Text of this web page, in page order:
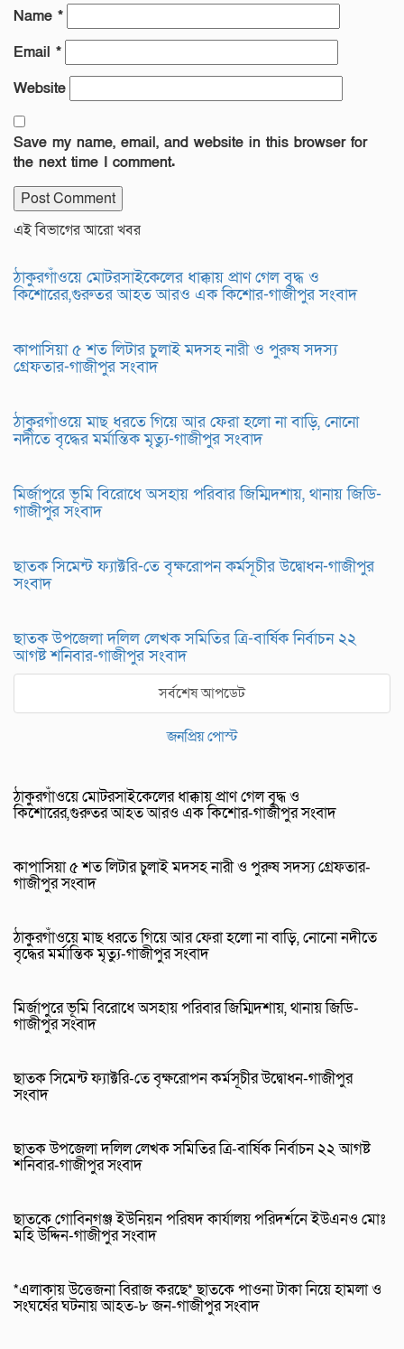
Name *
Email *
Website
Save my name, email, and website in this browser for
the next time I comment.
এই বিভাগের আরো খবর
ঠাকুরগাঁওয়ে মোটরসাইকেলের ধাক্কায় প্রাণ গেল বৃদ্ধ ও
কিশোরের,গুরুতর আহত আরও এক কিশোর-গাজীপুর সংবাদ
কাপাসিয়া ৫ শত লিটার চুলাই মদসহ নারী ও পুরুষ সদস্য
গ্রেফতার-গাজীপুর সংবাদ
ঠাকুরগাঁওয়ে মাছ ধরতে গিয়ে আর ফেরা হলো না বাড়ি, নোনো
নদীতে বৃদ্ধের মর্মান্তিক মৃত্যু-গাজীপুর সংবাদ
মির্জাপুরে ভূমি বিরোধে অসহায় পরিবার জিম্মিদশায়, থানায় জিডি-
গাজীপুর সংবাদ
ছাতক সিমেন্ট ফ্যাক্টরি-তে বৃক্ষরোপন কর্মসূচীর উদ্বোধন-গাজীপুর
সংবাদ
ছাতক উপজেলা দলিল লেখক সমিতির ত্রি-বার্ষিক নির্বাচন ২২
আগষ্ট শনিবার-গাজীপুর সংবাদ
সর্বশেষ আপডেট
জনপ্রিয় পোস্ট
ঠাকুরগাঁওয়ে মোটরসাইকেলের ধাক্কায় প্রাণ গেল বৃদ্ধ ও
কিশোরের,গুরুতর আহত আরও এক কিশোর-গাজীপুর সংবাদ
কাপাসিয়া ৫ শত লিটার চুলাই মদসহ নারী ও পুরুষ সদস্য গ্রেফতার-
গাজীপুর সংবাদ
ঠাকুরগাঁওয়ে মাছ ধরতে গিয়ে আর ফেরা হলো না বাড়ি, নোনো নদীতে
বৃদ্ধের মর্মান্তিক মৃত্যু-গাজীপুর সংবাদ
মির্জাপুরে ভূমি বিরোধে অসহায় পরিবার জিম্মিদশায়, থানায় জিডি-
গাজীপুর সংবাদ
ছাতক সিমেন্ট ফ্যাক্টরি-তে বৃক্ষরোপন কর্মসূচীর উদ্বোধন-গাজীপুর
সংবাদ
ছাতক উপজেলা দলিল লেখক সমিতির ত্রি-বার্ষিক নির্বাচন ২২ আগষ্ট
শনিবার-গাজীপুর সংবাদ
ছাতকে গোবিনগঞ্জ ইউনিয়ন পরিষদ কার্যালয় পরিদর্শনে ইউএনও মোঃ
মহি উদ্দিন-গাজীপুর সংবাদ
*এলাকায় উত্তেজনা বিরাজ করছে* ছাতকে পাওনা টাকা নিয়ে হামলা ও
সংঘর্ষের ঘটনায় আহত-৮ জন-গাজীপুর সংবাদ